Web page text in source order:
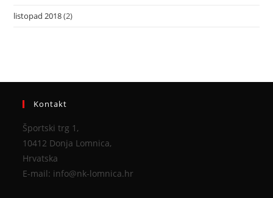
listopad 2018(2)
Kontakt
Športski trg 1,
10412 Donja Lomnica,
Hrvatska
E-mail: info@nk-lomnica.hr